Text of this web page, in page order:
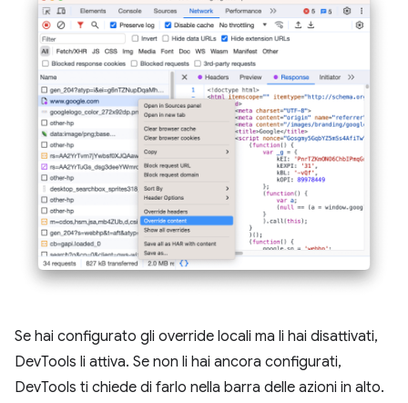
Se hai configurato gli override locali ma li hai disattivati,
DevTools li attiva. Se non li hai ancora configurati,
DevTools ti chiede di farlo nella barra delle azioni in alto.